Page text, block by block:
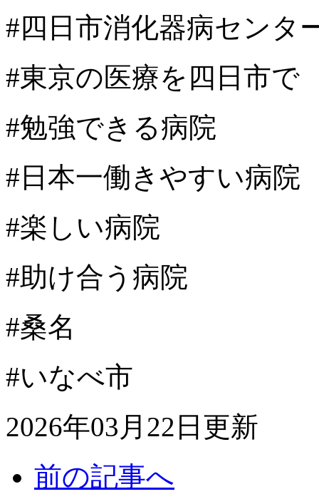
#四日市消化器病センタ
#東京の医療を四日市で
#勉強できる病院
#日本一働きやすい病院
#楽しい病院
#助け合う病院
#桑名
#いなべ市
2026年03月22日更新
前の記事へ